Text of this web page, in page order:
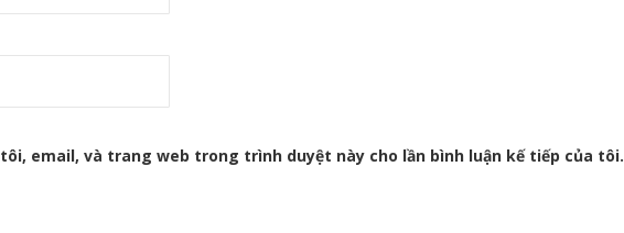
email, và trang web trong trình duyệt này cho lần bình luận kế tiếp của tôi.